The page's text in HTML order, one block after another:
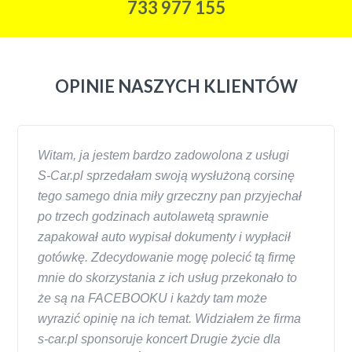
733 977 155
OPINIE NASZYCH KLIENTÓW
Witam, ja jestem bardzo zadowolona z usługi
S-Car.pl sprzedałam swoją wysłużoną corsinę
tego samego dnia miły grzeczny pan przyjechał
po trzech godzinach autolawetą sprawnie
zapakował auto wypisał dokumenty i wypłacił
gotówkę. Zdecydowanie mogę polecić tą firmę
mnie do skorzystania z ich usług przekonało to
że są na FACEBOOKU i każdy tam może
wyrazić opinię na ich temat. Widziałem że firma
s-car.pl sponsoruje koncert Drugie życie dla